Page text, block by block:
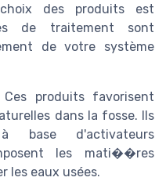
des produits est
de traitement sont
de votre système
produits favorisent
dans la fosse. Ils
base d'activateurs
les mati��res
les eaux usées.